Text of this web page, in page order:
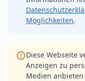
Möglichkeiten.
Diese Webseite
Anzeigen zu
Medien